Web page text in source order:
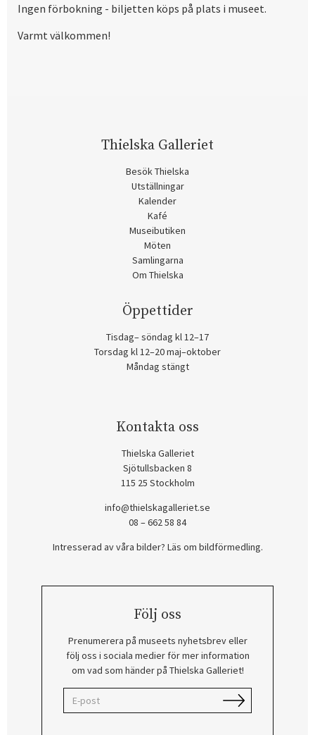
Ingen förbokning - biljetten köps på plats i museet.
Varmt välkommen!
Thielska Galleriet
Besök Thielska
Utställningar
Kalender
Kafé
Museibutiken
Möten
Samlingarna
Om Thielska
Öppettider
Tisdag– söndag kl 12–17
Torsdag kl 12–20 maj–oktober
Måndag stängt
Kontakta oss
Thielska Galleriet
Sjötullsbacken 8
115 25 Stockholm
info@thielskagalleriet.se
08 – 662 58 84
Intresserad av våra bilder? Läs om bildförmedling.
Följ oss
Prenumerera på museets nyhetsbrev eller
följ oss i sociala medier för mer information
om vad som händer på Thielska Galleriet!